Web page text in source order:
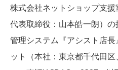
株式会社ネットショップ支援
代表取締役：山本皓一朗）
管理システム『アシスト店
ット（本社：東京都千代田